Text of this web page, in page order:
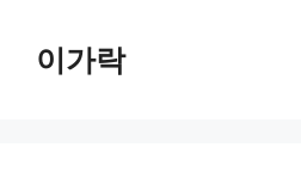
이가락